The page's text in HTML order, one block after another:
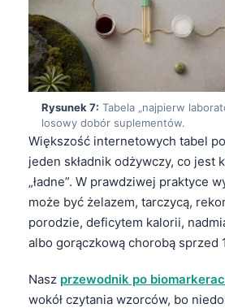
Rysunek 7: Tabela „najpierw
losowy dobór suplementów.
Większość internetowych tabel
jeden składnik odżywczy, co jest
„ładne”. W prawdziwej praktyce
może być żelazem, tarczycą,
porodzie, deficytem kalorii,
albo gorączkową chorobą sprzed
Nasz przewodnik po
wokół czytania wzorców, bo
Türkçe
简体中文
فارسی
Български
Dansk
Nederlands
हिन्दी
Bahasa Indonesia
Հայերեն
Íslenska